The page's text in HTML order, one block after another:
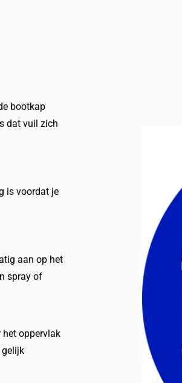
bootkap
dat vuil zich
is voordat je
aan op het
spray of
oppervlak
gelijk